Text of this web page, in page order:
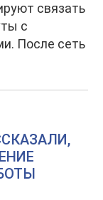
связать
с
После сеть